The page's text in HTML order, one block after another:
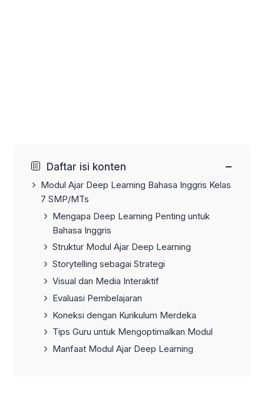
Daftar isi konten −
Modul Ajar Deep Learning Bahasa Inggris Kelas
7 SMP/MTs
Mengapa Deep Learning Penting untuk
Bahasa Inggris
Struktur Modul Ajar Deep Learning
Storytelling sebagai Strategi
Visual dan Media Interaktif
Evaluasi Pembelajaran
Koneksi dengan Kurikulum Merdeka
Tips Guru untuk Mengoptimalkan Modul
Manfaat Modul Ajar Deep Learning